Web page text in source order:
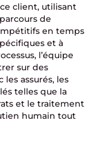
client, utilisant
de
en temps
et à
l’équipe
sur des
assurés, les
telles que la
et le traitement
humain tout